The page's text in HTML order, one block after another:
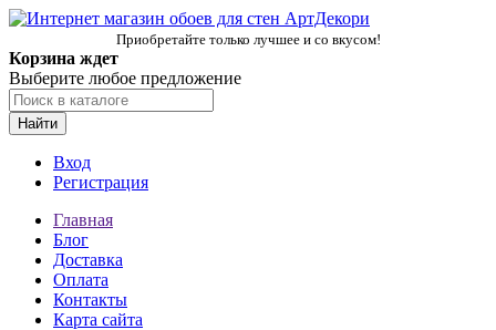
Приобретайте только лучшее и со вкусом!
Корзина ждет
Выберите любое предложение
Найти
Вход
Регистрация
Главная
Блог
Доставка
Оплата
Контакты
Карта сайта